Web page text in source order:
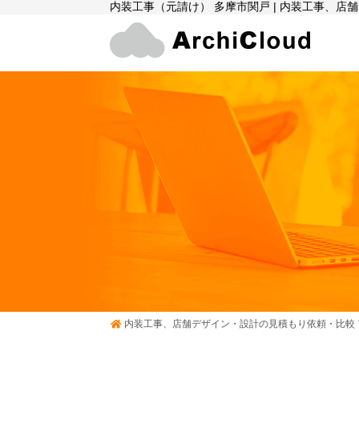
内装工事（元請け） 多摩市関戸 | 内装工事、店
内装工事、店舗デザイン・設計の見積もり依頼・比較